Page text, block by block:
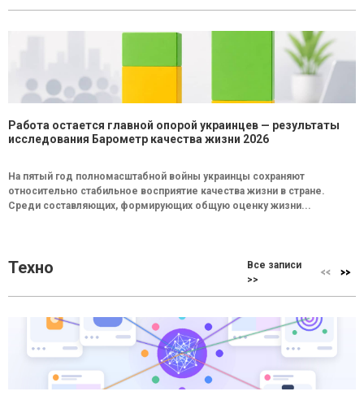
Работа остается главной опорой украинцев — результаты
исследования Барометр качества жизни 2026
На пятый год полномасштабной войны украинцы сохраняют
относительно стабильное восприятие качества жизни в стране.
Среди составляющих, формирующих общую оценку жизни...
Техно
Все записи
>>